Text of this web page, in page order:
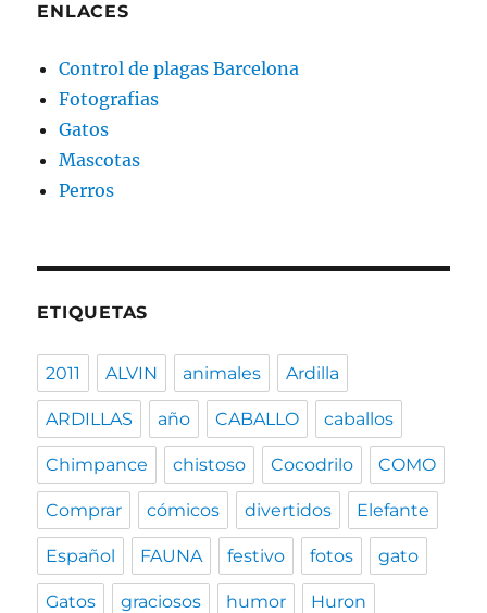
ENLACES
Control de plagas Barcelona
Fotografias
Gatos
Mascotas
Perros
ETIQUETAS
2011 ALVIN animales Ardilla
ARDILLAS año CABALLO caballos
Chimpance chistoso Cocodrilo COMO
Comprar cómicos divertidos Elefante
Español FAUNA festivo fotos gato
Gatos graciosos humor Huron